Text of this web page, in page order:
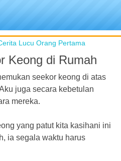
Lucu Orang Pertama
Keong di Rumah
seekor keong di atas
juga secara kebetulan
mereka.
yang patut kita kasihani ini
ia segala waktu harus